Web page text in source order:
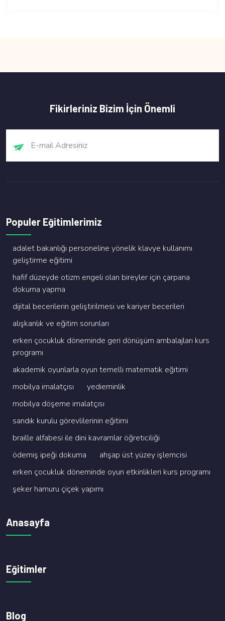
Fikirleriniz Bizim İçin Önemli
Populer Eğitimlerimiz
adalet bakanliği personeli̇ne yöneli̇k klavye kullanimi
geli̇şti̇rme eği̇ti̇mi̇
hafi̇f düzeyde oti̇zm engeli̇ olan bi̇reyler i̇çi̇n çarpana
dokuma yapma
di̇ji̇tal beceri̇leri̇n geli̇şti̇ri̇lmesi̇ ve kari̇yer beceri̇leri̇
alişkanlik ve eği̇ti̇m sorunlari
erken çocukluk dönemi̇nde geri̇ dönüşüm ambalajlari kurs
programi
akademi̇k oyunlarla oyun temelli̇ matemati̇k eği̇ti̇mi̇
mobi̇lya i̇malatçisi
yedi̇emi̇nli̇k
mobi̇lya döşeme i̇malatçisi
sandik kurulu görevli̇leri̇ni̇n eği̇ti̇mi̇
brai̇lle alfabesi̇ i̇le di̇ni̇ kavramlar öğreti̇ci̇li̇ği̇
ödemi̇ş i̇peği̇ dokuma
ahşap üst yüzey i̇şlemci̇si̇
erken çocukluk dönemi̇nde oyun etki̇nli̇kleri̇ kurs programi
şeker hamuru çi̇çek yapimi
Anasayfa
Eğitimler
Blog